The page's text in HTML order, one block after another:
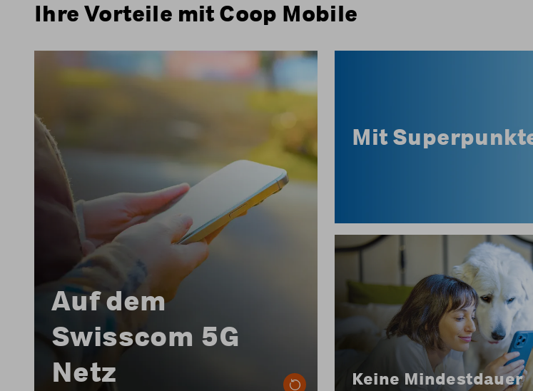
Ihre Vorteile mit Coop Mobile
Auf dem
Swisscom 5G
Netz
Bei allen Handy-Abos von Coop Mobile nutzen
Sie das 5G-Netz von Swisscom.
Mit
Keine Mindestdauer
Mit Coop Mobile
Flexibilität: Keine
Sie können jederzeit mit einer
von zwei Monaten auf